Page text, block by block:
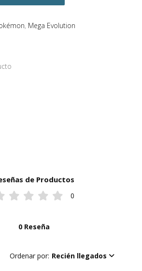
, Mega Evolution
de Productos
0
0 Reseña
Ordenar por: Recién llegados